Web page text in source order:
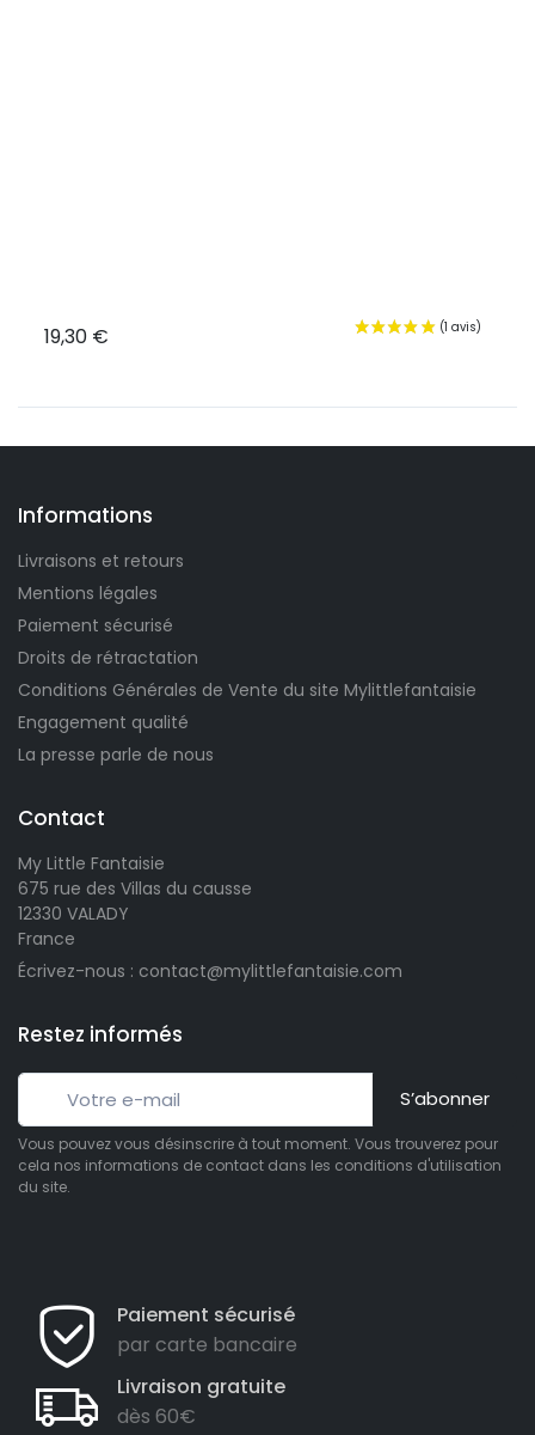
19,30 €
Informations
Livraisons et retours
Mentions légales
Paiement sécurisé
Droits de rétractation
Conditions Générales de Vente du site Mylittlefantaisie
Engagement qualité
La presse parle de nous
Contact
My Little Fantaisie
675 rue des Villas du causse
12330 VALADY
France
Écrivez-nous : contact@mylittlefantaisie.com
Restez informés
S’abonner
Vous pouvez vous désinscrire à tout moment. Vous trouverez pour
cela nos informations de contact dans les conditions d'utilisation
du site.
Paiement sécurisé
par carte bancaire
Livraison gratuite
dès 60€